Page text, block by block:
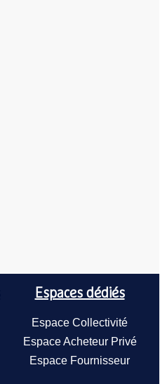
Espaces dédiés
Espace Collectivité
Espace Acheteur Privé
Espace Fournisseur